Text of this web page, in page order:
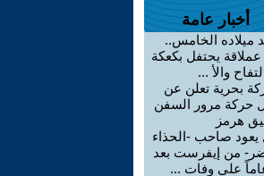
أخبار عامة
ميلاده الخامس..
عملاقة يحتفل بكعكة
والأ ...
بحرية تعلن عن
حركة مرور السفن
هرمز
يعود صاحب -الحذاء
من إيفرست بعد